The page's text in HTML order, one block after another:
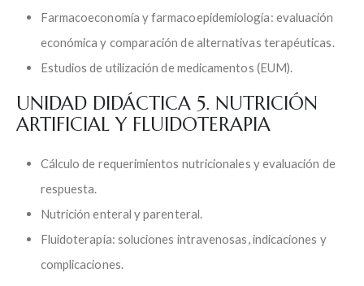
Farmacoeconomía y farmacoepidemiología: evaluación
económica y comparación de alternativas terapéuticas.
Estudios de utilización de medicamentos (EUM).
UNIDAD DIDÁCTICA 5. NUTRICIÓN
ARTIFICIAL Y FLUIDOTERAPIA
Cálculo de requerimientos nutricionales y evaluación de
respuesta.
Nutrición enteral y parenteral.
Fluidoterapia: soluciones intravenosas, indicaciones y
complicaciones.